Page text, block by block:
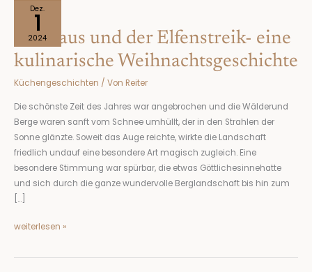
Dez.
1
2024
Nikolaus und der Elfenstreik- eine
kulinarische Weihnachtsgeschichte
Küchengeschichten / Von Reiter
Die schönste Zeit des Jahres war angebrochen und die Wälderund
Berge waren sanft vom Schnee umhüllt, der in den Strahlen der
Sonne glänzte. Soweit das Auge reichte, wirkte die Landschaft
friedlich undauf eine besondere Art magisch zugleich. Eine
besondere Stimmung war spürbar, die etwas Göttlichesinnehatte
und sich durch die ganze wundervolle Berglandschaft bis hin zum
[…]
Nikolaus
Elfenstreik-
eine
kulinarische
weiterlesen »